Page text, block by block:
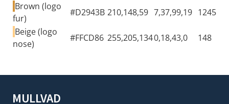
Brown (logo
fur)
#D2943B 210,148,59 7,37,99,19 1245
Beige (logo
nose)
#FFCD86 255,205,1340,18,43,0 148
MULLVAD